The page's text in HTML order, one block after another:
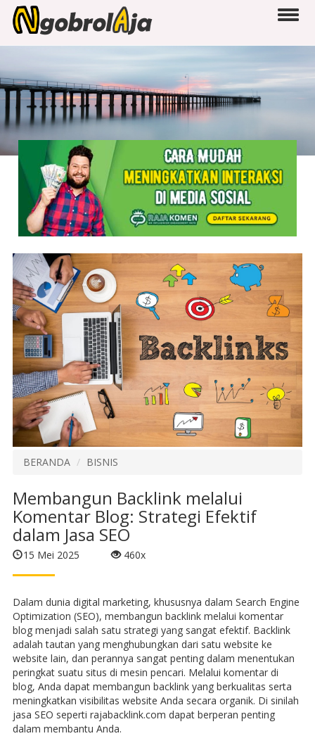
BERANDA BISNIS
Membangun Backlink melalui
Komentar Blog: Strategi Efektif
dalam Jasa SEO
15 Mei 2025 460x
Dalam dunia digital marketing, khususnya dalam Search Engine
Optimization (SEO), membangun backlink melalui komentar
blog menjadi salah satu strategi yang sangat efektif. Backlink
adalah tautan yang menghubungkan dari satu website ke
website lain, dan perannya sangat penting dalam menentukan
peringkat suatu situs di mesin pencari. Melalui komentar di
blog, Anda dapat membangun backlink yang berkualitas serta
meningkatkan visibilitas website Anda secara organik. Di sinilah
jasa SEO seperti rajabacklink.com dapat berperan penting
dalam membantu Anda.